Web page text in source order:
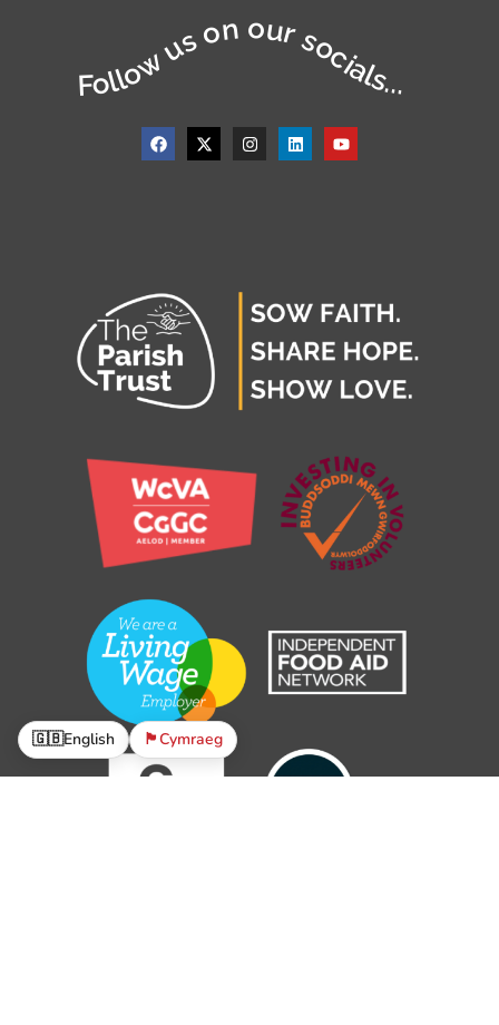
Follow us on our socials...
🇬🇧English 🏴󠁧󠁢󠁷󠁬󠁳󠁿Cymraeg